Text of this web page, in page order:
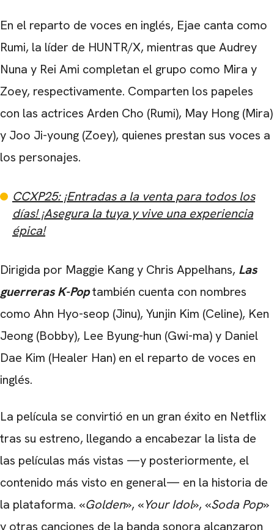
En el reparto de voces en inglés, Ejae canta como
Rumi, la líder de HUNTR/X, mientras que Audrey
Nuna y Rei Ami completan el grupo como Mira y
Zoey, respectivamente. Comparten los papeles
con las actrices Arden Cho (Rumi), May Hong (Mira)
y Joo Ji-young (Zoey), quienes prestan sus voces a
los personajes.
CCXP25: ¡Entradas a la venta para todos los
días! ¡Asegura la tuya y vive una experiencia
épica!
Dirigida por Maggie Kang y Chris Appelhans, Las
guerreras K-Poptambién cuenta con nombres
como Ahn Hyo-seop (Jinu), Yunjin Kim (Celine), Ken
Jeong (Bobby), Lee Byung-hun (Gwi-ma) y Daniel
Dae Kim (Healer Han) en el reparto de voces en
inglés.
La película se convirtió en un gran éxito en Netflix
tras su estreno, llegando a encabezar la lista de
las películas más vistas —y posteriormente, el
contenido más visto en general— en la historia de
la plataforma. «Golden», «Your Idol», «Soda Pop»
y otras canciones de la banda sonora alcanzaron
CARREGANDO PUBLICIDADE